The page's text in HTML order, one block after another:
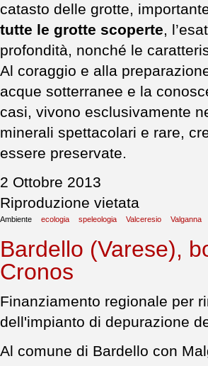
catasto delle grotte,
tutte le grotte scoperte,
profondità, nonché le
Al coraggio e alla
acque sotterranee e la
casi, vivono esclusivamente
minerali spettacolari e rare,
essere preservate.
2 Ottobre 2013
Riproduzione vietata
Ambiente ecologia speleologia Valceresio Valganna
Bardello (Varese),
Cronos
Finanziamento regionale per
dell'impianto di depurazione
Al comune di Bardello con